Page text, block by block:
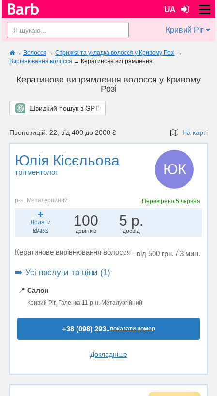
UA
Кривий Ріг
→ Волосся → Стрижка та укладка волосся у Кривому Розі →
Вирівнювання волосся → Кератинове випрямлення
Кератинове випрямлення волосся у Кривому
Розі
Швидкий пошук з GPT
Пропозицій: 22, від 400 до 2000 ₴ На карті
Юлія Кісєльова
трітментолог ЮК
р-н. Металургійний Перевірено 5 червня
Додати
відгук
100
дзвінків
5 р.
досвід
Кератинове вирівнювання волосся від 500 грн. / 3 мин.
➡️ Усі послуги та ціни (1)
📍 Салон
Кривий Ріг, Галенка 11 р-н. Металургійний
+38 (098) 293..показати номер
Докладніше